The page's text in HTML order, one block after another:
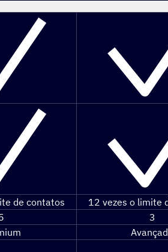
de contatos 12 vezes o limite
3